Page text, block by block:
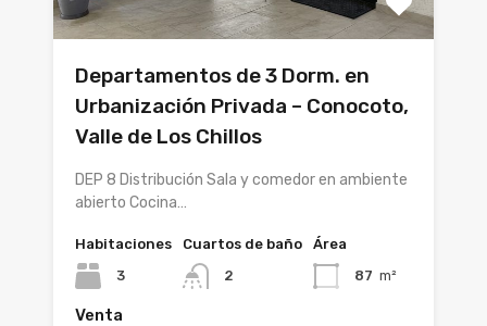
Departamentos de 3 Dorm. en
Urbanización Privada – Conocoto,
Valle de Los Chillos
DEP 8 Distribución Sala y comedor en ambiente
abierto Cocina…
Habitaciones
3
Cuartos de baño
2
Área
87 m²
Venta